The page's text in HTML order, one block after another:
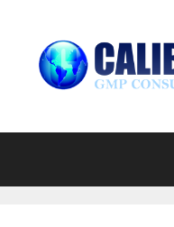
content